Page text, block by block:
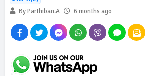
By Parthiban.A
6 months ago